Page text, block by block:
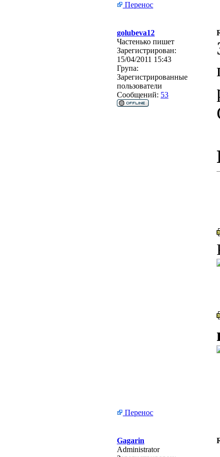
Перенос
golubeva12
Частенько пишет
Зарегистрирован:
15/04/2011 15:43
Група:
Зарегистрированные
пользователи
Сообщений: 53
Перенос
Gagarin
Administrator